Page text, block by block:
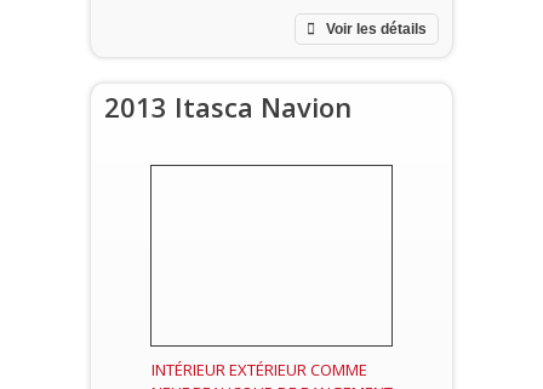
Voir les détails
2013 Itasca Navion
INTÉRIEUR EXTÉRIEUR COMME